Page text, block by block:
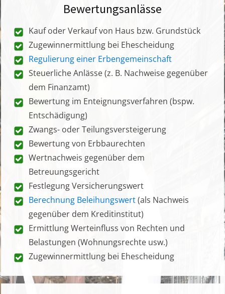
Bewertungsanlässe
Kauf oder Verkauf von Haus bzw. Grundstück
Zugewinnermittlung bei Ehescheidung
Regulierung einer Erbengemeinschaft
Steuerliche Anlässe (z. B. Nachweise gegenüber
dem Finanzamt)
Bewertung im Enteignungsverfahren (bspw.
Entschädigung)
Zwangs- oder Teilungsversteigerung
Bewertung von Erbbaurechten
Wertnachweis gegenüber dem
Betreuungsgericht
Festlegung Versicherungswert
Berechnung Beleihungswert(als Nachweis
gegenüber dem Kreditinstitut)
Ermittlung Werteinfluss von Rechten und
Belastungen (Wohnungsrechte usw.)
Zugewinnermittlung bei Ehescheidung